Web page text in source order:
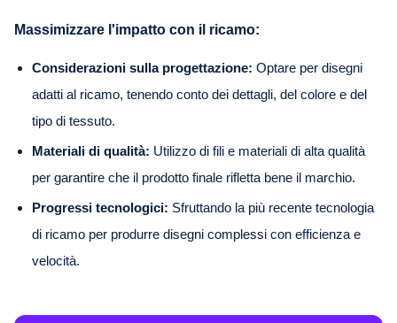
Massimizzare l'impatto con il ricamo:
Considerazioni sulla progettazione: Optare per disegni
adatti al ricamo, tenendo conto dei dettagli, del colore e del
tipo di tessuto.
Materiali di qualità: Utilizzo di fili e materiali di alta qualità
per garantire che il prodotto finale rifletta bene il marchio.
Progressi tecnologici: Sfruttando la più recente tecnologia
di ricamo per produrre disegni complessi con efficienza e
velocità.